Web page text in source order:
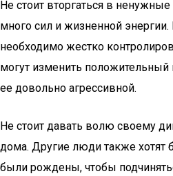
Не стоит вторгаться в
много сил и жизненной
необходимо жестко
могут изменить положительный
ее довольно агрессивной.
Не стоит давать волю своему
дома. Другие люди также хотят
были рождены, чтобы